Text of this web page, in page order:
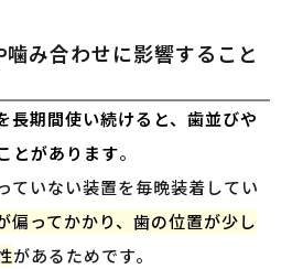
み合わせに影響すること
長期間使い続けると、歯並びや
とがあります。
ていない装置を毎晩装着してい
偏ってかかり、歯の位置が少し
があるためです。